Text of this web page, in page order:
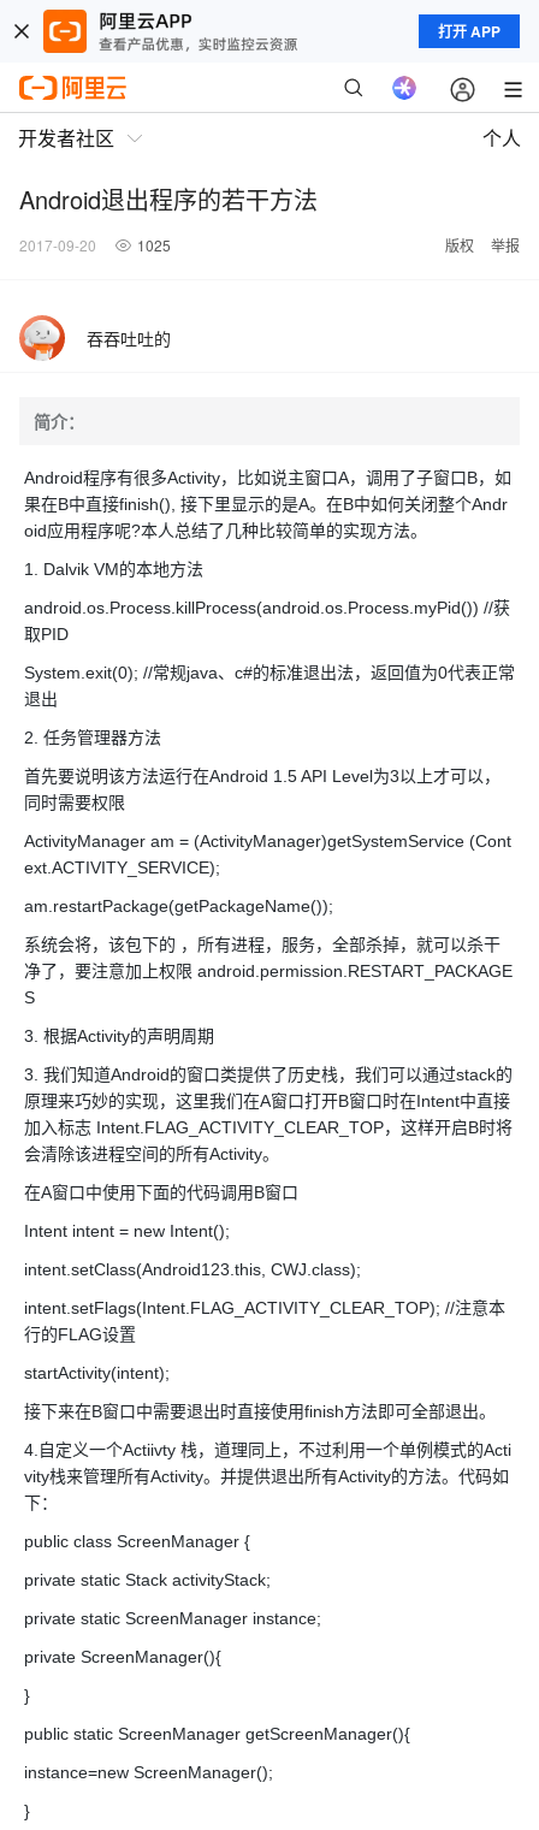
打开 APP
开发者社区 个人
Android退出程序的若干方法
2017-09-20 1025 版权 举报
吞吞吐吐的
简介：
Android程序有很多Activity，比如说主窗口A，调用了子窗口B，如
果在B中直接finish(), 接下里显示的是A。在B中如何关闭整个Andr
oid应用程序呢?本人总结了几种比较简单的实现方法。
1. Dalvik VM的本地方法
android.os.Process.killProcess(android.os.Process.myPid()) //获
取PID
System.exit(0); //常规java、c#的标准退出法，返回值为0代表正常
退出
2. 任务管理器方法
首先要说明该方法运行在Android 1.5 API Level为3以上才可以，
同时需要权限
ActivityManager am = (ActivityManager)getSystemService (Cont
ext.ACTIVITY_SERVICE);
am.restartPackage(getPackageName());
系统会将，该包下的 ，所有进程，服务，全部杀掉，就可以杀干
净了，要注意加上权限 android.permission.RESTART_PACKAGE
S
3. 根据Activity的声明周期
3. 我们知道Android的窗口类提供了历史栈，我们可以通过stack的
原理来巧妙的实现，这里我们在A窗口打开B窗口时在Intent中直接
加入标志 Intent.FLAG_ACTIVITY_CLEAR_TOP，这样开启B时将
会清除该进程空间的所有Activity。
在A窗口中使用下面的代码调用B窗口
Intent intent = new Intent();
intent.setClass(Android123.this, CWJ.class);
intent.setFlags(Intent.FLAG_ACTIVITY_CLEAR_TOP); //注意本
行的FLAG设置
startActivity(intent);
接下来在B窗口中需要退出时直接使用finish方法即可全部退出。
4.自定义一个Actiivty 栈，道理同上，不过利用一个单例模式的Acti
vity栈来管理所有Activity。并提供退出所有Activity的方法。代码如
下：
public class ScreenManager {
private static Stack activityStack;
private static ScreenManager instance;
private ScreenManager(){
}
public static ScreenManager getScreenManager(){
instance=new ScreenManager();
}